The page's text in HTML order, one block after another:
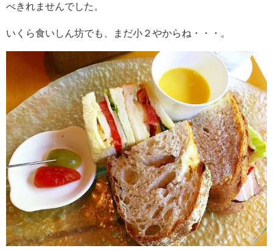
べきれませんでした。
いくら食いしん坊でも、まだ小２やからね・・・。